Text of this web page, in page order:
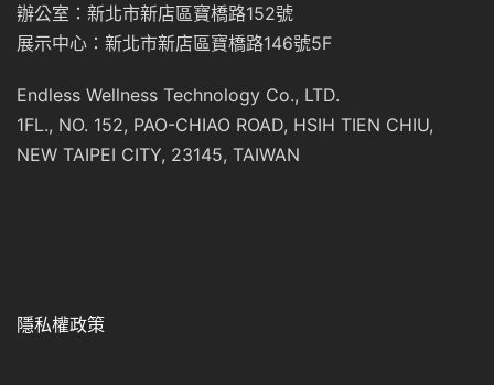
辦公室：新北市新店區寶橋路152號
展示中心：新北市新店區寶橋路146號5F
Endless Wellness Technology Co., LTD.
1FL., NO. 152, PAO-CHIAO ROAD, HSIH TIEN CHIU,
NEW TAIPEI CITY, 23145, TAIWAN
隱私權政策